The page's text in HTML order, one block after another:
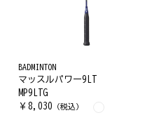
BADMINTON
マッスルパワー9LT
MP9LTG
￥ 8,030 （税込）